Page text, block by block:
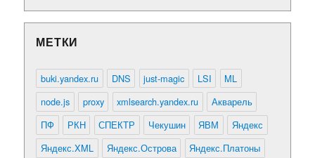
МЕТКИ
buki.yandex.ru DNS just-magic LSI
ML
node.js
proxy xmlsearch.yandex.ru
Акварель
ПФ
РКН СПЕКТР Чекушин ЯВМ
Яндекс
Яндекс.XML
Яндекс.Острова
Яндекс.Платоны